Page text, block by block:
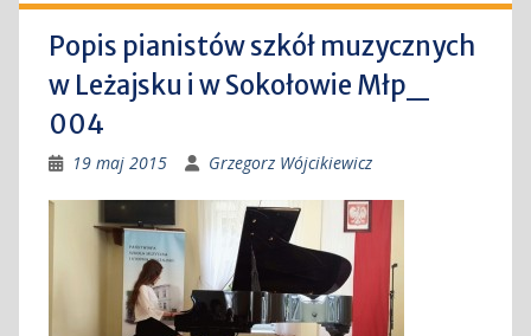
Popis pianistów szkół muzycznych
w Leżajsku i w Sokołowie Młp_
004
19 maj 2015 Grzegorz Wójcikiewicz